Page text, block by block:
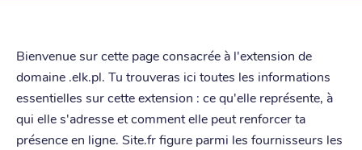
Bienvenue sur cette page consacrée à l'extension de
domaine .elk.pl. Tu trouveras ici toutes les informations
essentielles sur cette extension : ce qu'elle représente, à
qui elle s'adresse et comment elle peut renforcer ta
présence en ligne. Site.fr figure parmi les fournisseurs les